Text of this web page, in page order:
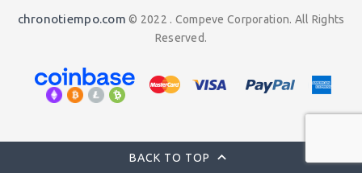
chronotiempo.com © 2022 . Compeve Corporation. All Rights
Reserved.
BACK TO TOP